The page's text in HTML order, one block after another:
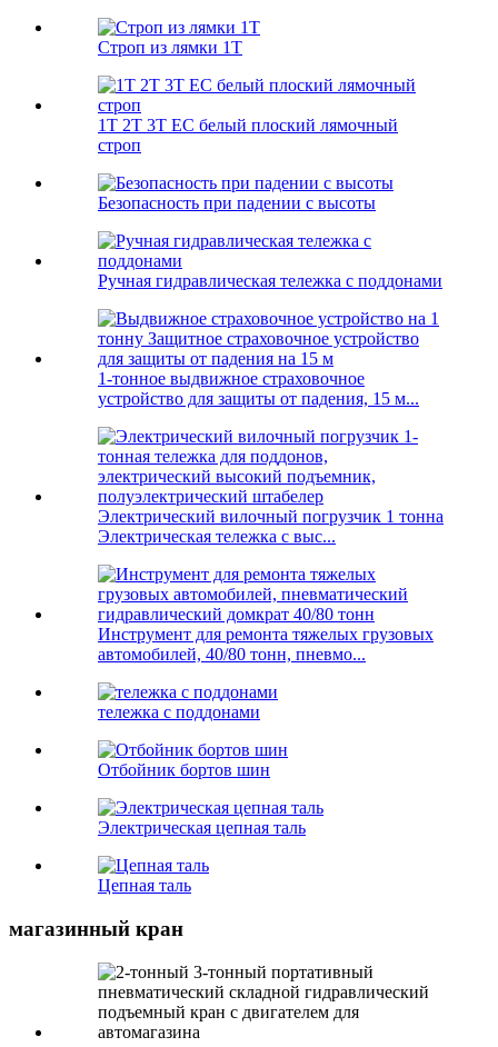
Строп из лямки 1T
1T 2T 3T EC белый плоский лямочный
строп
Безопасность при падении с высоты
Ручная гидравлическая тележка с поддонами
1-тонное выдвижное страховочное
устройство для защиты от падения, 15 м...
Электрический вилочный погрузчик 1 тонна
Электрическая тележка с выс...
Инструмент для ремонта тяжелых грузовых
автомобилей, 40/80 тонн, пневмо...
тележка с поддонами
Отбойник бортов шин
Электрическая цепная таль
Цепная таль
магазинный кран